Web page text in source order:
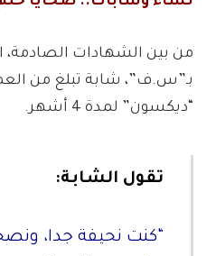
من بين الشهادات الصادمة،
“ديكسون” لمدة 4 أشهر.
تقول الشابة:
“كنت نحيفة جدا،